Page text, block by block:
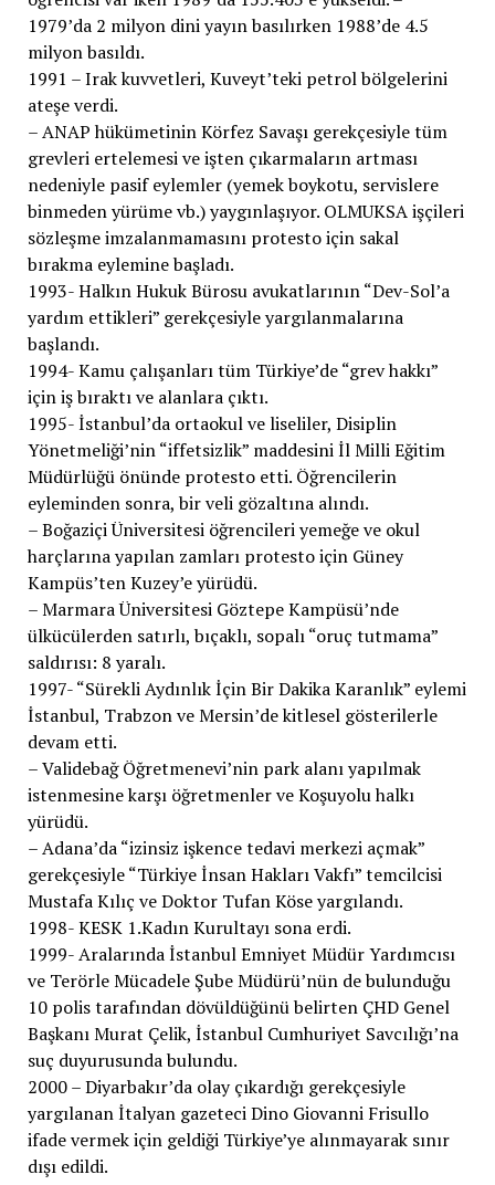
1979’da 2 milyon dini yayın basılırken 1988’de 4.5
milyon basıldı.
1991 – Irak kuvvetleri, Kuveyt’teki petrol bölgelerini
ateşe verdi.
– ANAP hükümetinin Körfez Savaşı gerekçesiyle tüm
grevleri ertelemesi ve işten çıkarmaların artması
nedeniyle pasif eylemler (yemek boykotu, servislere
binmeden yürüme vb.) yaygınlaşıyor. OLMUKSA işçileri
sözleşme imzalanmamasını protesto için sakal
bırakma eylemine başladı.
1993- Halkın Hukuk Bürosu avukatlarının “Dev-Sol’a
yardım ettikleri” gerekçesiyle yargılanmalarına
başlandı.
1994- Kamu çalışanları tüm Türkiye’de “grev hakkı”
için iş bıraktı ve alanlara çıktı.
1995- İstanbul’da ortaokul ve liseliler, Disiplin
Yönetmeliği’nin “iffetsizlik” maddesini İl Milli Eğitim
Müdürlüğü önünde protesto etti. Öğrencilerin
eyleminden sonra, bir veli gözaltına alındı.
– Boğaziçi Üniversitesi öğrencileri yemeğe ve okul
harçlarına yapılan zamları protesto için Güney
Kampüs’ten Kuzey’e yürüdü.
– Marmara Üniversitesi Göztepe Kampüsü’nde
ülkücülerden satırlı, bıçaklı, sopalı “oruç tutmama”
saldırısı: 8 yaralı.
1997- “Sürekli Aydınlık İçin Bir Dakika Karanlık” eylemi
İstanbul, Trabzon ve Mersin’de kitlesel gösterilerle
devam etti.
– Validebağ Öğretmenevi’nin park alanı yapılmak
istenmesine karşı öğretmenler ve Koşuyolu halkı
yürüdü.
– Adana’da “izinsiz işkence tedavi merkezi açmak”
gerekçesiyle “Türkiye İnsan Hakları Vakfı” temcilcisi
Mustafa Kılıç ve Doktor Tufan Köse yargılandı.
1998- KESK 1.Kadın Kurultayı sona erdi.
1999- Aralarında İstanbul Emniyet Müdür Yardımcısı
ve Terörle Mücadele Şube Müdürü’nün de bulunduğu
10 polis tarafından dövüldüğünü belirten ÇHD Genel
Başkanı Murat Çelik, İstanbul Cumhuriyet Savcılığı’na
suç duyurusunda bulundu.
2000 – Diyarbakır’da olay çıkardığı gerekçesiyle
yargılanan İtalyan gazeteci Dino Giovanni Frisullo
ifade vermek için geldiği Türkiye’ye alınmayarak sınır
dışı edildi.